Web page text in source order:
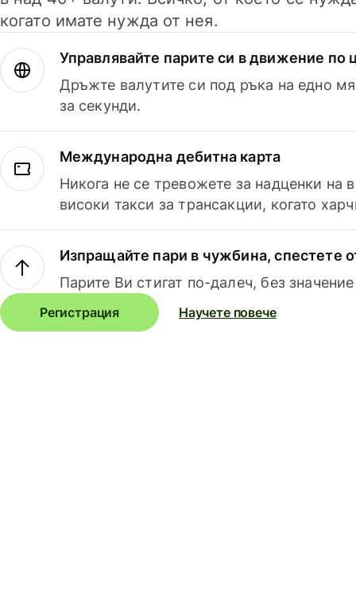
когато имате нужда от нея.
Управлявайте парите си в движение по
Дръжте валутите си под ръка на едно
за секунди.
Международна дебитна карта
Никога не се тревожете за надценки на
високи такси за трансакции, когато
Изпращайте пари в чужбина, спестете
Парите Ви стигат по-далеч, без
Регистрация Научете повече